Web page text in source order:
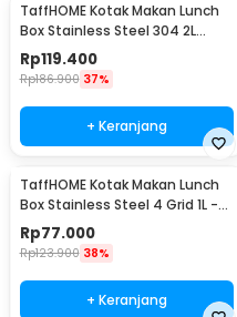
TaffHOME Kotak Makan Lunch
Box Stainless Steel 304 2L
Single Compartment - HS233
Rp119.400
Rp186.900 37%
+ Keranjang
TaffHOME Kotak Makan Lunch
Box Stainless Steel 4 Grid 1L -
LB0919
Rp77.000
Rp123.900 38%
+ Keranjang